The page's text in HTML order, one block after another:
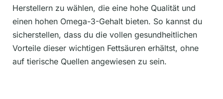
Herstellern zu wählen, die eine hohe Qualität und
einen hohen Omega-3-Gehalt bieten. So kannst du
sicherstellen, dass du die vollen gesundheitlichen
Vorteile dieser wichtigen Fettsäuren erhältst, ohne
auf tierische Quellen angewiesen zu sein.